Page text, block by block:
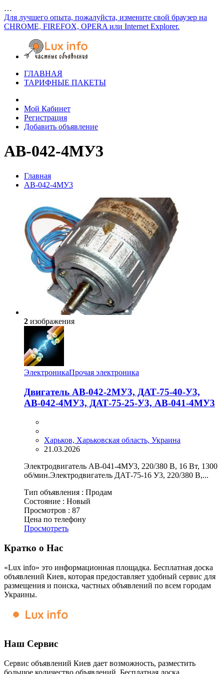
…
Для лучшего опыта, пожалуйста, измените свой браузер на
CHROME, FIREFOX, OPERA или Internet Explorer.
ГЛАВНАЯ
ТАРИФНЫЕ ПАКЕТЫ
Мой Кабинет
Регистрация
Добавить объявление
АВ-042-4МУ3
Главная
АВ-042-4МУ3
2 изображения
ЭлектроникаПрочая электроника
Двигатель АВ-042-2МУ3, ДАТ-75-40-У3,
АВ-042-4МУ3, ДАТ-75-25-У3, АВ-041-4МУ3
Харьков, Харьковская область, Украина
21.03.2026
Электродвигатель АВ-041-4МУ3, 220/380 В, 16 Вт, 1300
об/мин.Электродвигатель ДАТ-75-16 У3, 220/380 В,...
Тип объявления : Продам
Состояние : Новый
Просмотров : 87
Цена по телефону
Просмотреть
Кратко о Нас
«Lux info» это информационная площадка. Бесплатная доска
объявлений Киев, которая предоставляет удобный сервис для
размещения и поиска, частных объявлений по всем городам
Украины.
Наш Сервис
Сервис объявлений Киев дает возможность, разместить